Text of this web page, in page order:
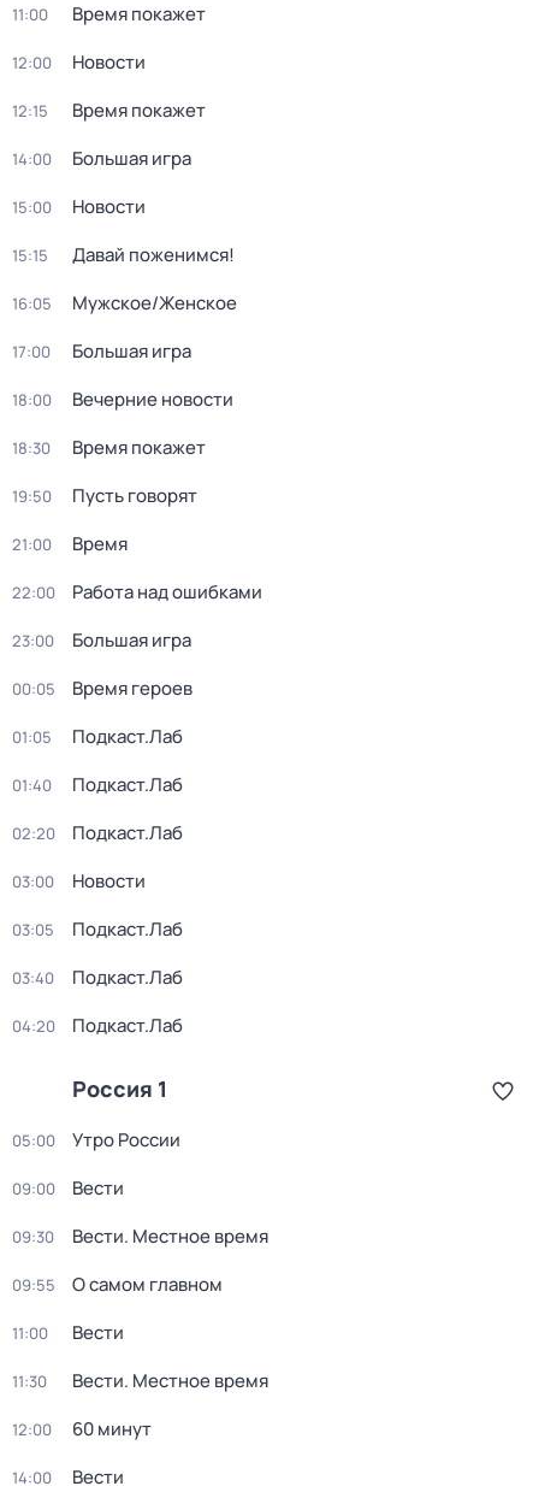
11:00 Время покажет
12:00 Новости
12:15 Время покажет
14:00 Большая игра
15:00 Новости
15:15 Давай поженимся!
16:05 Мужское/Женское
17:00 Большая игра
18:00 Вечерние новости
18:30 Время покажет
19:50 Пусть говорят
21:00 Время
22:00 Работа над ошибками
23:00 Большая игра
00:05 Время героев
01:05 Подкаст.Лаб
01:40 Подкаст.Лаб
02:20 Подкаст.Лаб
03:00 Новости
03:05 Подкаст.Лаб
03:40 Подкаст.Лаб
04:20 Подкаст.Лаб
Россия 1
05:00 Утро России
09:00 Вести
09:30 Вести. Местное время
09:55 О самом главном
11:00 Вести
11:30 Вести. Местное время
12:00 60 минут
14:00 Вести